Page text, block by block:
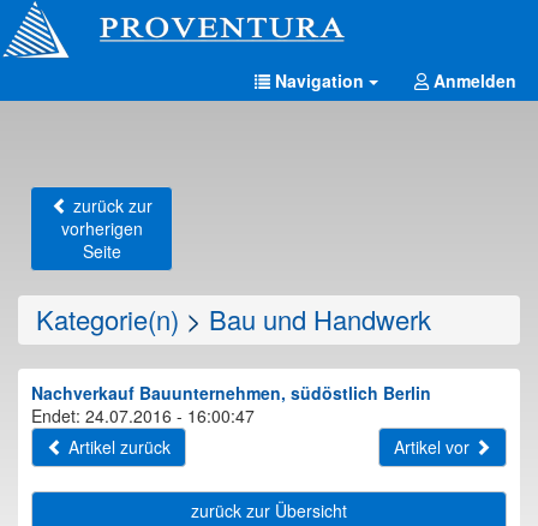
Navigation Anmelden
zurück zur
vorherigen
Seite
Kategorie(n) > Bau und Handwerk
Nachverkauf Bauunternehmen, südöstlich Berlin
Endet: 24.07.2016 - 16:00:47
Artikel zurück
Artikel vor
zurück zur Übersicht